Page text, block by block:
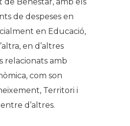
de despeses en
en Educació,
en d’altres
relacionats amb
com son
Territori i
d’altres.